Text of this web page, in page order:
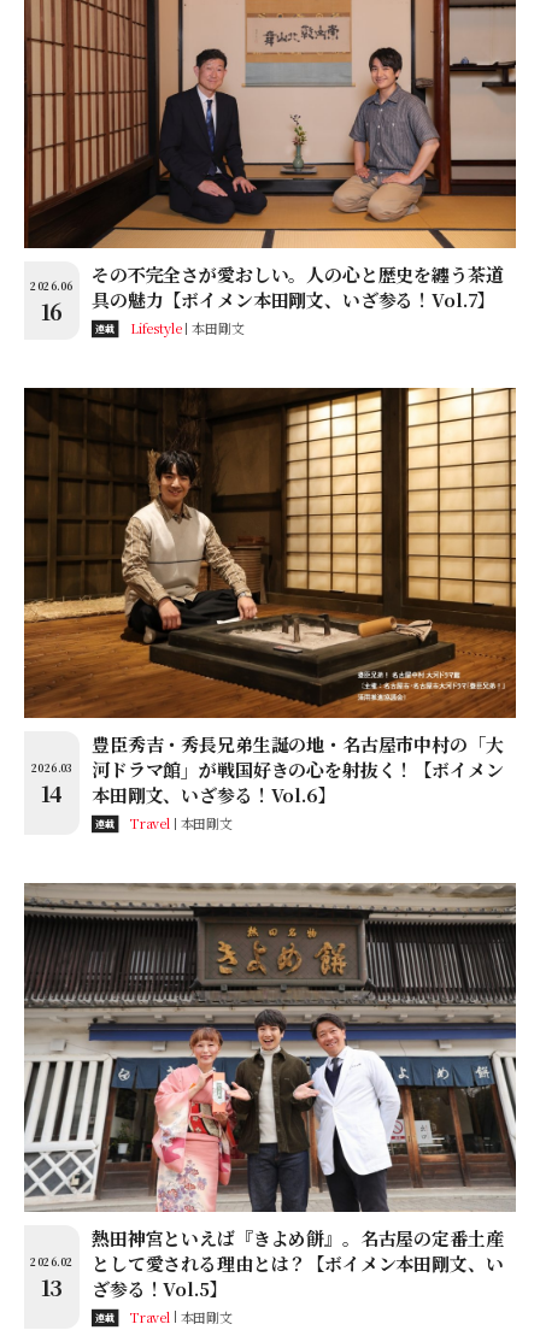
2026.06
16
その不完全さが愛おしい。人の心と歴史を纏う茶道
具の魅力【ボイメン本田剛文、いざ参る！Vol.7】
連載 Lifestyle 本田剛文
2026.03
14
豊臣秀吉・秀長兄弟生誕の地・名古屋市中村の「大
河ドラマ館」が戦国好きの心を射抜く！【ボイメン
本田剛文、いざ参る！Vol.6】
連載 Travel 本田剛文
2026.02
13
熱田神宮といえば『きよめ餅』。名古屋の定番土産
として愛される理由とは？【ボイメン本田剛文、い
ざ参る！Vol.5】
連載 Travel 本田剛文